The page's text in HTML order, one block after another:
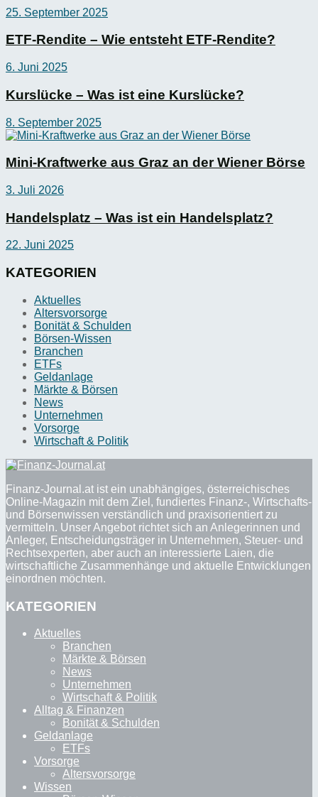
25. September 2025
ETF-Rendite – Wie entsteht ETF-Rendite?
6. Juni 2025
Kurslücke – Was ist eine Kurslücke?
8. September 2025
Mini-Kraftwerke aus Graz an der Wiener Börse
3. Juli 2026
Handelsplatz – Was ist ein Handelsplatz?
22. Juni 2025
KATEGORIEN
Aktuelles
Altersvorsorge
Bonität & Schulden
Börsen-Wissen
Branchen
ETFs
Geldanlage
Märkte & Börsen
News
Unternehmen
Vorsorge
Wirtschaft & Politik
Finanz-Journal.at ist ein unabhängiges, österreichisches
Online-Magazin mit dem Ziel, fundiertes Finanz-, Wirtschafts-
und Börsenwissen verständlich und praxisorientiert zu
vermitteln. Unser Angebot richtet sich an Anlegerinnen und
Anleger, Entscheidungsträger in Unternehmen, Steuer- und
Rechtsexperten, aber auch an interessierte Laien, die
wirtschaftliche Zusammenhänge und aktuelle Entwicklungen
einordnen möchten.
KATEGORIEN
Aktuelles
Branchen
Märkte & Börsen
News
Unternehmen
Wirtschaft & Politik
Alltag & Finanzen
Bonität & Schulden
Geldanlage
ETFs
Vorsorge
Altersvorsorge
Wissen